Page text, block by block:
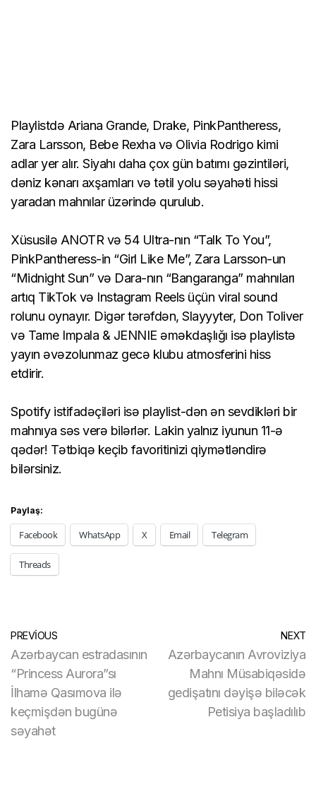
Playlistdə Ariana Grande, Drake, PinkPantheress,
Zara Larsson, Bebe Rexha və Olivia Rodrigo kimi
adlar yer alır. Siyahı daha çox gün batımı gəzintiləri,
dəniz kənarı axşamları və tətil yolu səyahəti hissi
yaradan mahnılar üzərində qurulub.
Xüsusilə ANOTR və 54 Ultra-nın “Talk To You”,
PinkPantheress-in “Girl Like Me”, Zara Larsson-un
“Midnight Sun” və Dara-nın “Bangaranga” mahnıları
artıq TikTok və Instagram Reels üçün viral sound
rolunu oynayır. Digər tərəfdən, Slayyyter, Don Toliver
və Tame Impala & JENNIE əməkdaşlığı isə playlistə
yayın əvəzolunmaz gecə klubu atmosferini hiss
etdirir.
Spotify istifadəçiləri isə playlist-dən ən sevdikləri bir
mahnıya səs verə bilərlər. Lakin yalnız iyunun 11-ə
qədər! Tətbiqə keçib favoritinizi qiymətləndirə
bilərsiniz.
Paylaş:
Facebook WhatsApp X Email Telegram
Threads
PREVIOUS
Azərbaycan estradasının
“Princess Aurora”sı
İlhamə Qasımova ilə
keçmişdən bugünə
səyahət
NEXT
Azərbaycanın Avroviziya
Mahnı Müsabiqəsidə
gedişatını dəyişə biləcək
Petisiya başladılıb